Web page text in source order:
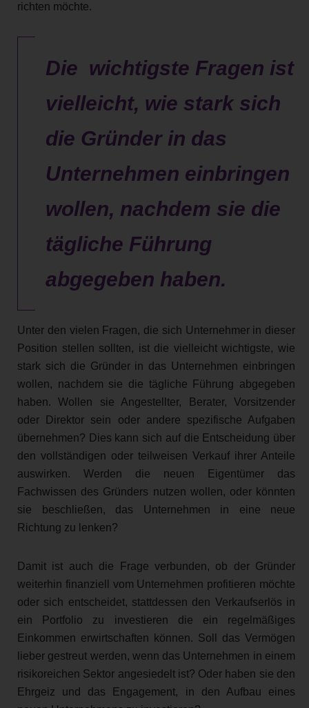
richten möchte.
Die wichtigste Fragen ist
vielleicht, wie stark sich
die Gründer in das
Unternehmen einbringen
wollen, nachdem sie die
tägliche Führung
abgegeben haben.
Unter den vielen Fragen, die sich Unternehmer in dieser
Position stellen sollten, ist die vielleicht wichtigste, wie
stark sich die Gründer in das Unternehmen einbringen
wollen, nachdem sie die tägliche Führung abgegeben
haben. Wollen sie Angestellter, Berater, Vorsitzender
oder Direktor sein oder andere spezifische Aufgaben
übernehmen? Dies kann sich auf die Entscheidung über
den vollständigen oder teilweisen Verkauf ihrer Anteile
auswirken. Werden die neuen Eigentümer das
Fachwissen des Gründers nutzen wollen, oder könnten
sie beschließen, das Unternehmen in eine neue
Richtung zu lenken?
Damit ist auch die Frage verbunden, ob der Gründer
weiterhin finanziell vom Unternehmen profitieren möchte
oder sich entscheidet, stattdessen den Verkaufserlös in
ein Portfolio zu investieren die ein regelmäßiges
Einkommen erwirtschaften können. Soll das Vermögen
lieber gestreut werden, wenn das Unternehmen in einem
risikoreichen Sektor angesiedelt ist? Oder haben sie den
Ehrgeiz und das Engagement, in den Aufbau eines